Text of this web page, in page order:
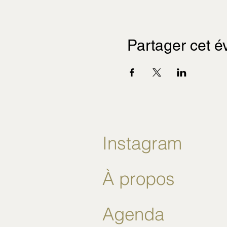
Partager cet
Instagram
À propos
Agenda